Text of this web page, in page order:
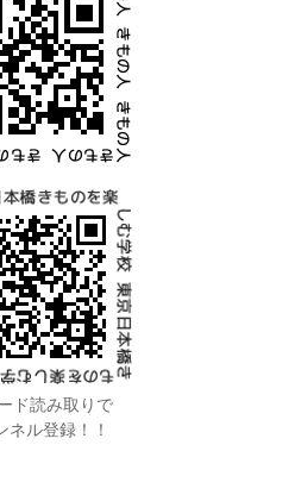
ド読み取りで
ネル登録！！